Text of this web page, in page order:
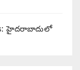
హైదరాబాదులో